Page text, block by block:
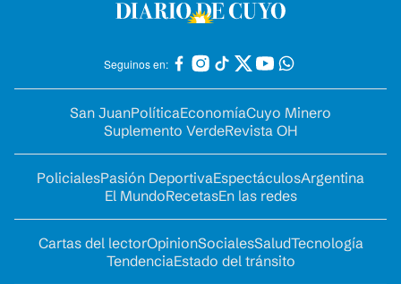
Seguinos en:
San JuanPolíticaEconomíaCuyo Minero
Suplemento VerdeRevista OH
PolicialesPasión DeportivaEspectáculosArgentina
El MundoRecetasEn las redes
Cartas del lectorOpinionSocialesSaludTecnología
TendenciaEstado del tránsito